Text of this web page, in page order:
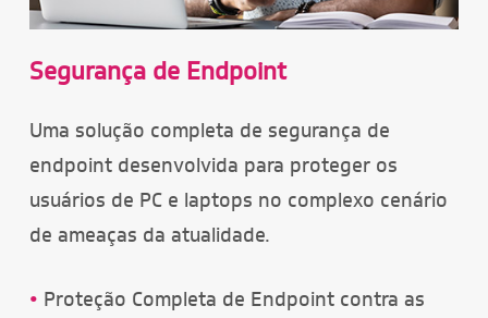
Segurança de Endpoint
Uma solução completa de segurança de
endpoint desenvolvida para proteger os
usuários de PC e laptops no complexo cenário
de ameaças da atualidade.
• Proteção Completa de Endpoint contra as